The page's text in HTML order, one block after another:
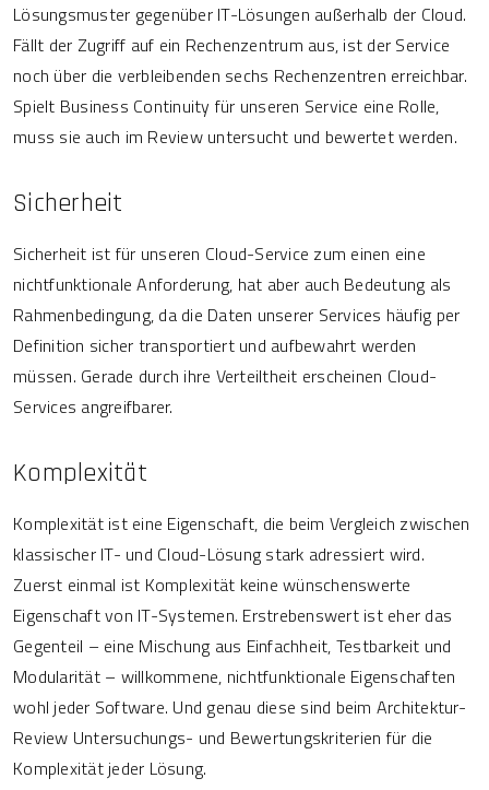
Lösungsmuster gegenüber IT-Lösungen außerhalb der Cloud.
Fällt der Zugriff auf ein Rechenzentrum aus, ist der Service
noch über die verbleibenden sechs Rechenzentren erreichbar.
Spielt Business Continuity für unseren Service eine Rolle,
muss sie auch im Review untersucht und bewertet werden.
Sicherheit
Sicherheit ist für unseren Cloud-Service zum einen eine
nichtfunktionale Anforderung, hat aber auch Bedeutung als
Rahmenbedingung, da die Daten unserer Services häufig per
Definition sicher transportiert und aufbewahrt werden
müssen. Gerade durch ihre Verteiltheit erscheinen Cloud-
Services angreifbarer.
Komplexität
Komplexität ist eine Eigenschaft, die beim Vergleich zwischen
klassischer IT- und Cloud-Lösung stark adressiert wird.
Zuerst einmal ist Komplexität keine wünschenswerte
Eigenschaft von IT-Systemen. Erstrebenswert ist eher das
Gegenteil – eine Mischung aus Einfachheit, Testbarkeit und
Modularität – willkommene, nichtfunktionale Eigenschaften
wohl jeder Software. Und genau diese sind beim Architektur-
Review Untersuchungs- und Bewertungskriterien für die
Komplexität jeder Lösung.